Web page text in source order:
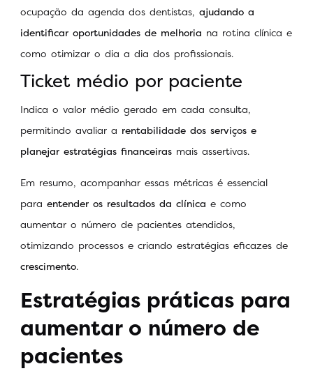
ocupação da agenda dos dentistas, ajudando a
identificar oportunidades de melhoria na rotina clínica e
como otimizar o dia a dia dos profissionais.
Ticket médio por paciente
Indica o valor médio gerado em cada consulta,
permitindo avaliar a rentabilidade dos serviços e
planejar estratégias financeiras mais assertivas.
Em resumo, acompanhar essas métricas é essencial
para entender os resultados da clínica e como
aumentar o número de pacientes atendidos,
otimizando processos e criando estratégias eficazes de
crescimento.
Estratégias práticas para
aumentar o número de
pacientes